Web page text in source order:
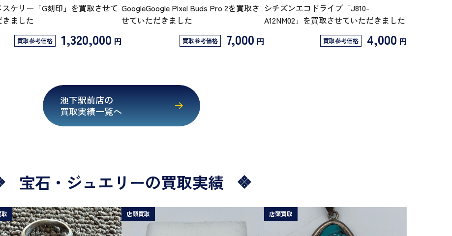
スケリー「G刻印」を買取させて
きました
買取参考価格 1,320,000 円
GoogleGoogle Pixel Buds Pro 2を買取さ
せていただきました
買取参考価格 7,000 円
シチズンエコドライブ「J810-
A12NM02」を買取させていただきました
買取参考価格 4,000 円
池下駅前店の
買取実績一覧へ
宝石・ジュエリーの買取実績
店頭買取 店頭買取